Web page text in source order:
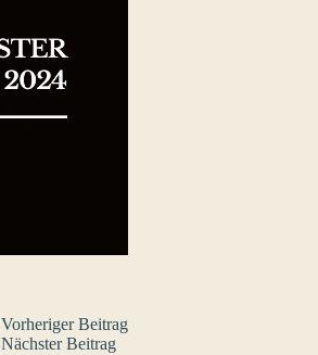
Vorheriger Beitrag
Nächster Beitrag